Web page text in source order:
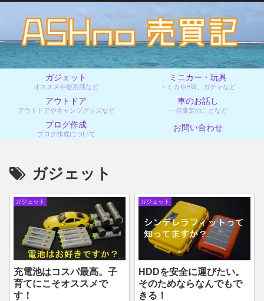
ガジェット
オススメや使用感など
ミニカー・玩具
トミカやHW、ガチャなど
アウトドア
アウトドアやキャンプグッズなど
車のお話し
一括査定のことなど
ブログ作成
ブログ作成について
お問い合わせ
ガジェット
ガジェット
充電池はコスパ最高。子
育てにこそオススメで
す！
ガジェット
HDDを安全に運びたい。
そのためならなんでもで
きる！